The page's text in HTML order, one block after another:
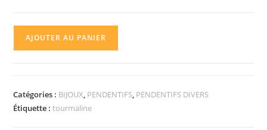
AJOUTER AU PANIER
Catégories : BIJOUX, PENDENTIFS, PENDENTIFS DIVERS
Étiquette :tourmaline